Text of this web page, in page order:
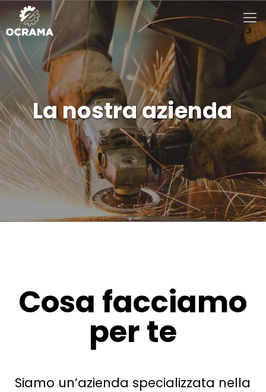
La nostra azienda
Cosa facciamo
per te
Siamo un’azienda specializzata nella